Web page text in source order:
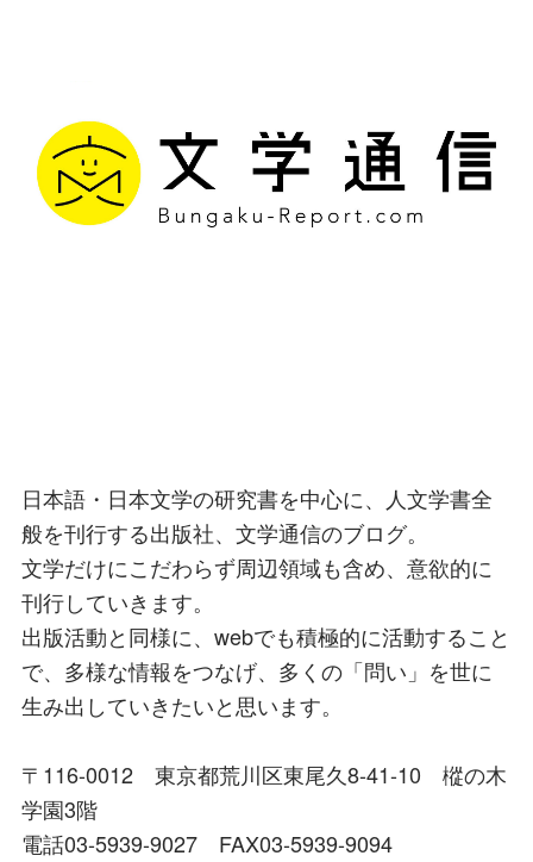
日本語・日本文学の研究書を中心に、人文学書全
般を刊行する出版社、文学通信のブログ。
文学だけにこだわらず周辺領域も含め、意欲的に
刊行していきます。
出版活動と同様に、webでも積極的に活動すること
で、多様な情報をつなげ、多くの「問い」を世に
生み出していきたいと思います。
〒116-0012 東京都荒川区東尾久8-41-10 樅の木
学園3階
電話03-5939-9027 FAX03-5939-9094